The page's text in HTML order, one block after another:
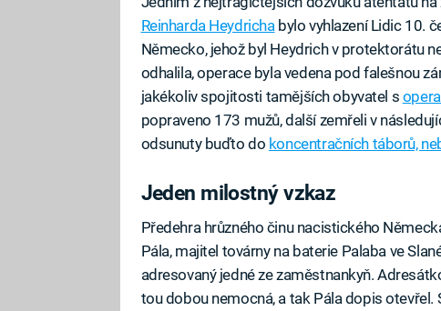
Reinharda Heydrichabylo vyhlazení Lidic 10.
Německo, jehož byl Heydrich v protektorátu
odhalila, operace byla vedena pod falešnou
jakékoliv spojitosti tamějších obyvatel s
popraveno 173 mužů, další zemřeli v
odsunuty buďto do koncentračních táborů,
Jeden milostný vzkaz
Předehra hrůzného činu nacistického
Pála, majitel továrny na baterie Palaba ve
adresovaný jedné ze zaměstnankyň.
tou dobou nemocná, a tak Pála dopis otevřel.